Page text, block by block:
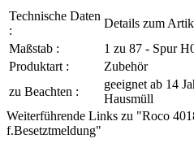
Technische Daten
:
Details zum
Maßstab :
1 zu 87 - Spur
Produktart :
Zubehör
zu Beachten :
geeignet ab 14
Hausmüll
Weiterführende Links zu "Roco
f.Besetztmeldung"